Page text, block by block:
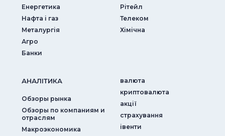
Енергетика
Нафта і газ
Металургія
Агро
Банки
Рітейл
Телеком
Хімічна
АНАЛIТИКА
Обзоры рынка
Обзоры по компаниям и
отраслям
Макроэкономика
валюта
криптовалюта
акції
страхування
iвенти